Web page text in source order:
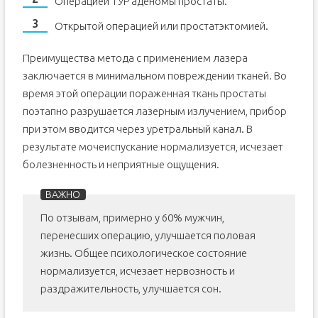
Открытой операцией или простатэктомией.
Преимущества метода с применением лазера
заключается в минимальном повреждении тканей. Во
время этой операции пораженная ткань простаты
поэтапно разрушается лазерным излучением, прибор
при этом вводится через уретральный канал. В
результате мочеиспускание нормализуется, исчезает
болезненность и неприятные ощущения.
По отзывам, примерно у 60% мужчин,
перенесших операцию, улучшается половая
жизнь. Общее психологическое состояние
нормализуется, исчезает нервозность и
раздражительность, улучшается сон.